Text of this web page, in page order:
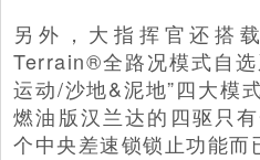
另外，大指挥官还搭
Terrain®全路况模式自
运动/沙地&泥地”四大模
燃油版汉兰达的四驱只
个中央差速锁锁止功能而